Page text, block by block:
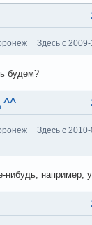
Здесь с
будем?
^^
Здесь с
нибудь, например,